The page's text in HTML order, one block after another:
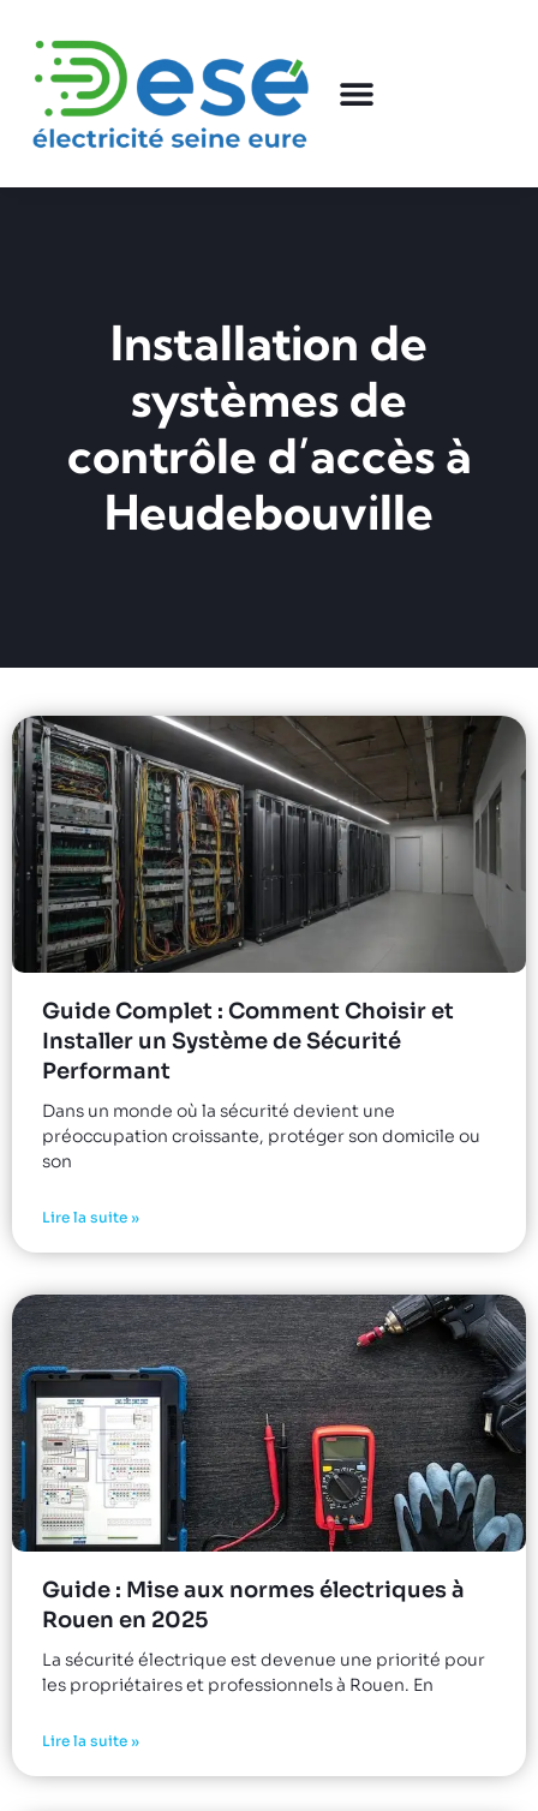
Installation de
systèmes de
contrôle d’accès à
Heudebouville
Guide Complet : Comment Choisir et
Installer un Système de Sécurité
Performant
Dans un monde où la sécurité devient une
préoccupation croissante, protéger son domicile ou
son
Lire la suite »
Guide : Mise aux normes électriques à
Rouen en 2025
La sécurité électrique est devenue une priorité pour
les propriétaires et professionnels à Rouen. En
Lire la suite »